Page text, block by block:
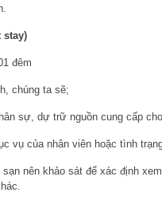
stay)
đêm
chúng ta sẽ;
sự, dự trữ nguồn cung cấp
vụ của nhân viên hoặc tình
nên khảo sát để xác định